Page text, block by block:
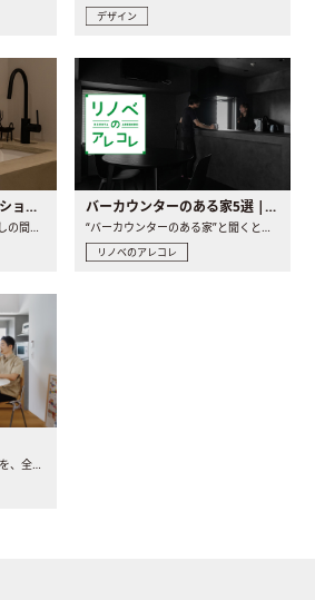
デザイン
洗面所・洗面台リノベーションの事例と間取りアイデア
毎日使う場所だからこそ、少しの間取りの工夫や素材の選び方で..
バーカウンターのある家5選 | 日常に馴染む“距離の近い”キッチンとは
“バーカウンターのある家”と聞くと、少し特別な、大人のための..
リノベのアレコレ
nuアドバイザー早見の家の話を、全4話でお届け。リノベーションを..